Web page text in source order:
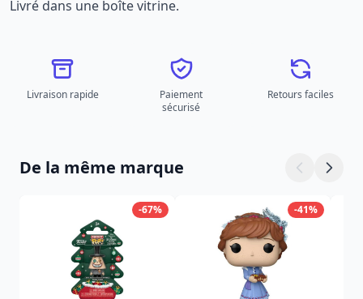
Livré dans une boîte vitrine.
Livraison rapide
Paiement
sécurisé
Retours faciles
De la même marque
-67% -41%